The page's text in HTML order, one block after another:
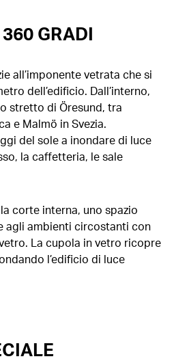
GRADI
all’imponente vetrata che si
dell’edificio. Dall’interno,
stretto di Öresund, tra
e Malmö in Svezia.
del sole a inondare di luce
la caffetteria, le sale
corte interna, uno spazio
agli ambienti circostanti con
La cupola in vetro ricopre
l’edificio di luce